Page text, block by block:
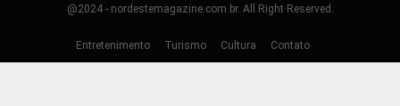
@2024 - nordestemagazine.com.br. All Right Reserved.
Entretenimento Turismo Cultura Contato